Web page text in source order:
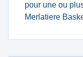
pour une ou
Merlatiere